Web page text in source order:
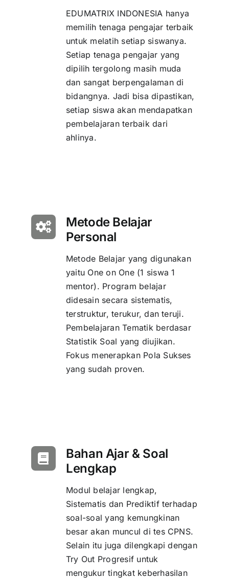
EDUMATRIX INDONESIA hanya
memilih tenaga pengajar terbaik
untuk melatih setiap siswanya.
Setiap tenaga pengajar yang
dipilih tergolong masih muda
dan sangat berpengalaman di
bidangnya. Jadi bisa dipastikan,
setiap siswa akan mendapatkan
pembelajaran terbaik dari
ahlinya.
Metode Belajar
Personal
Metode Belajar yang digunakan
yaitu One on One (1 siswa 1
mentor). Program belajar
didesain secara sistematis,
terstruktur, terukur, dan teruji.
Pembelajaran Tematik berdasar
Statistik Soal yang diujikan.
Fokus menerapkan Pola Sukses
yang sudah proven.
Bahan Ajar & Soal
Lengkap
Modul belajar lengkap,
Sistematis dan Prediktif terhadap
soal-soal yang kemungkinan
besar akan muncul di tes CPNS.
Selain itu juga dilengkapi dengan
Try Out Progresif untuk
mengukur tingkat keberhasilan